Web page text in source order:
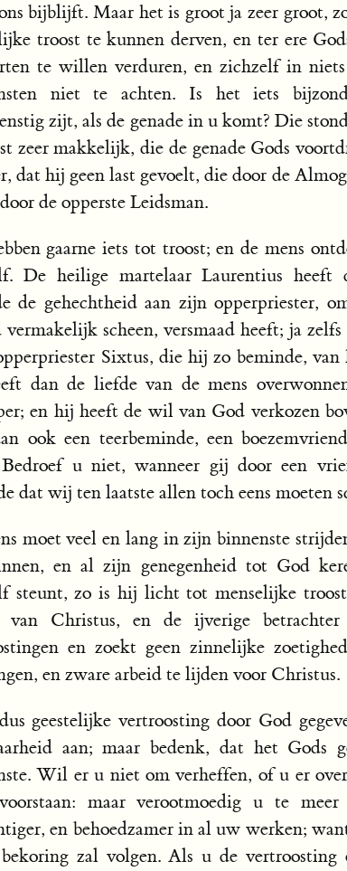
bijblijft. Maar het is groot ja zeer groot,
troost te kunnen derven, en ter ere
te willen verduren, en zichzelf in
niet te achten. Is het iets
zijt, als de genade in u komt? Die
zeer makkelijk, die de genade Gods
dat hij geen last gevoelt, die door de
de opperste Leidsman.
gaarne iets tot troost; en de mens
De heilige martelaar Laurentius heeft
de gehechtheid aan zijn opperpriester,
scheen, versmaad heeft; ja
Sixtus, die hij zo beminde,
dan de liefde van de mens
en hij heeft de wil van God verkozen
ook een teerbeminde, een
Bedroef u niet, wanneer gij door een
dat wij ten laatste allen toch eens moeten
moet veel en lang in zijn binnenste
en al zijn genegenheid tot God
steunt, zo is hij licht tot menselijke
van Christus, en de ijverige
en zoekt geen zinnelijke
en zware arbeid te lijden voor Christus.
geestelijke vertroosting door God
aan; maar bedenk, dat het Gods
Wil er u niet om verheffen, of u er
maar verootmoedig u te
en behoedzamer in al uw werken;
zal volgen. Als u de vertroosting